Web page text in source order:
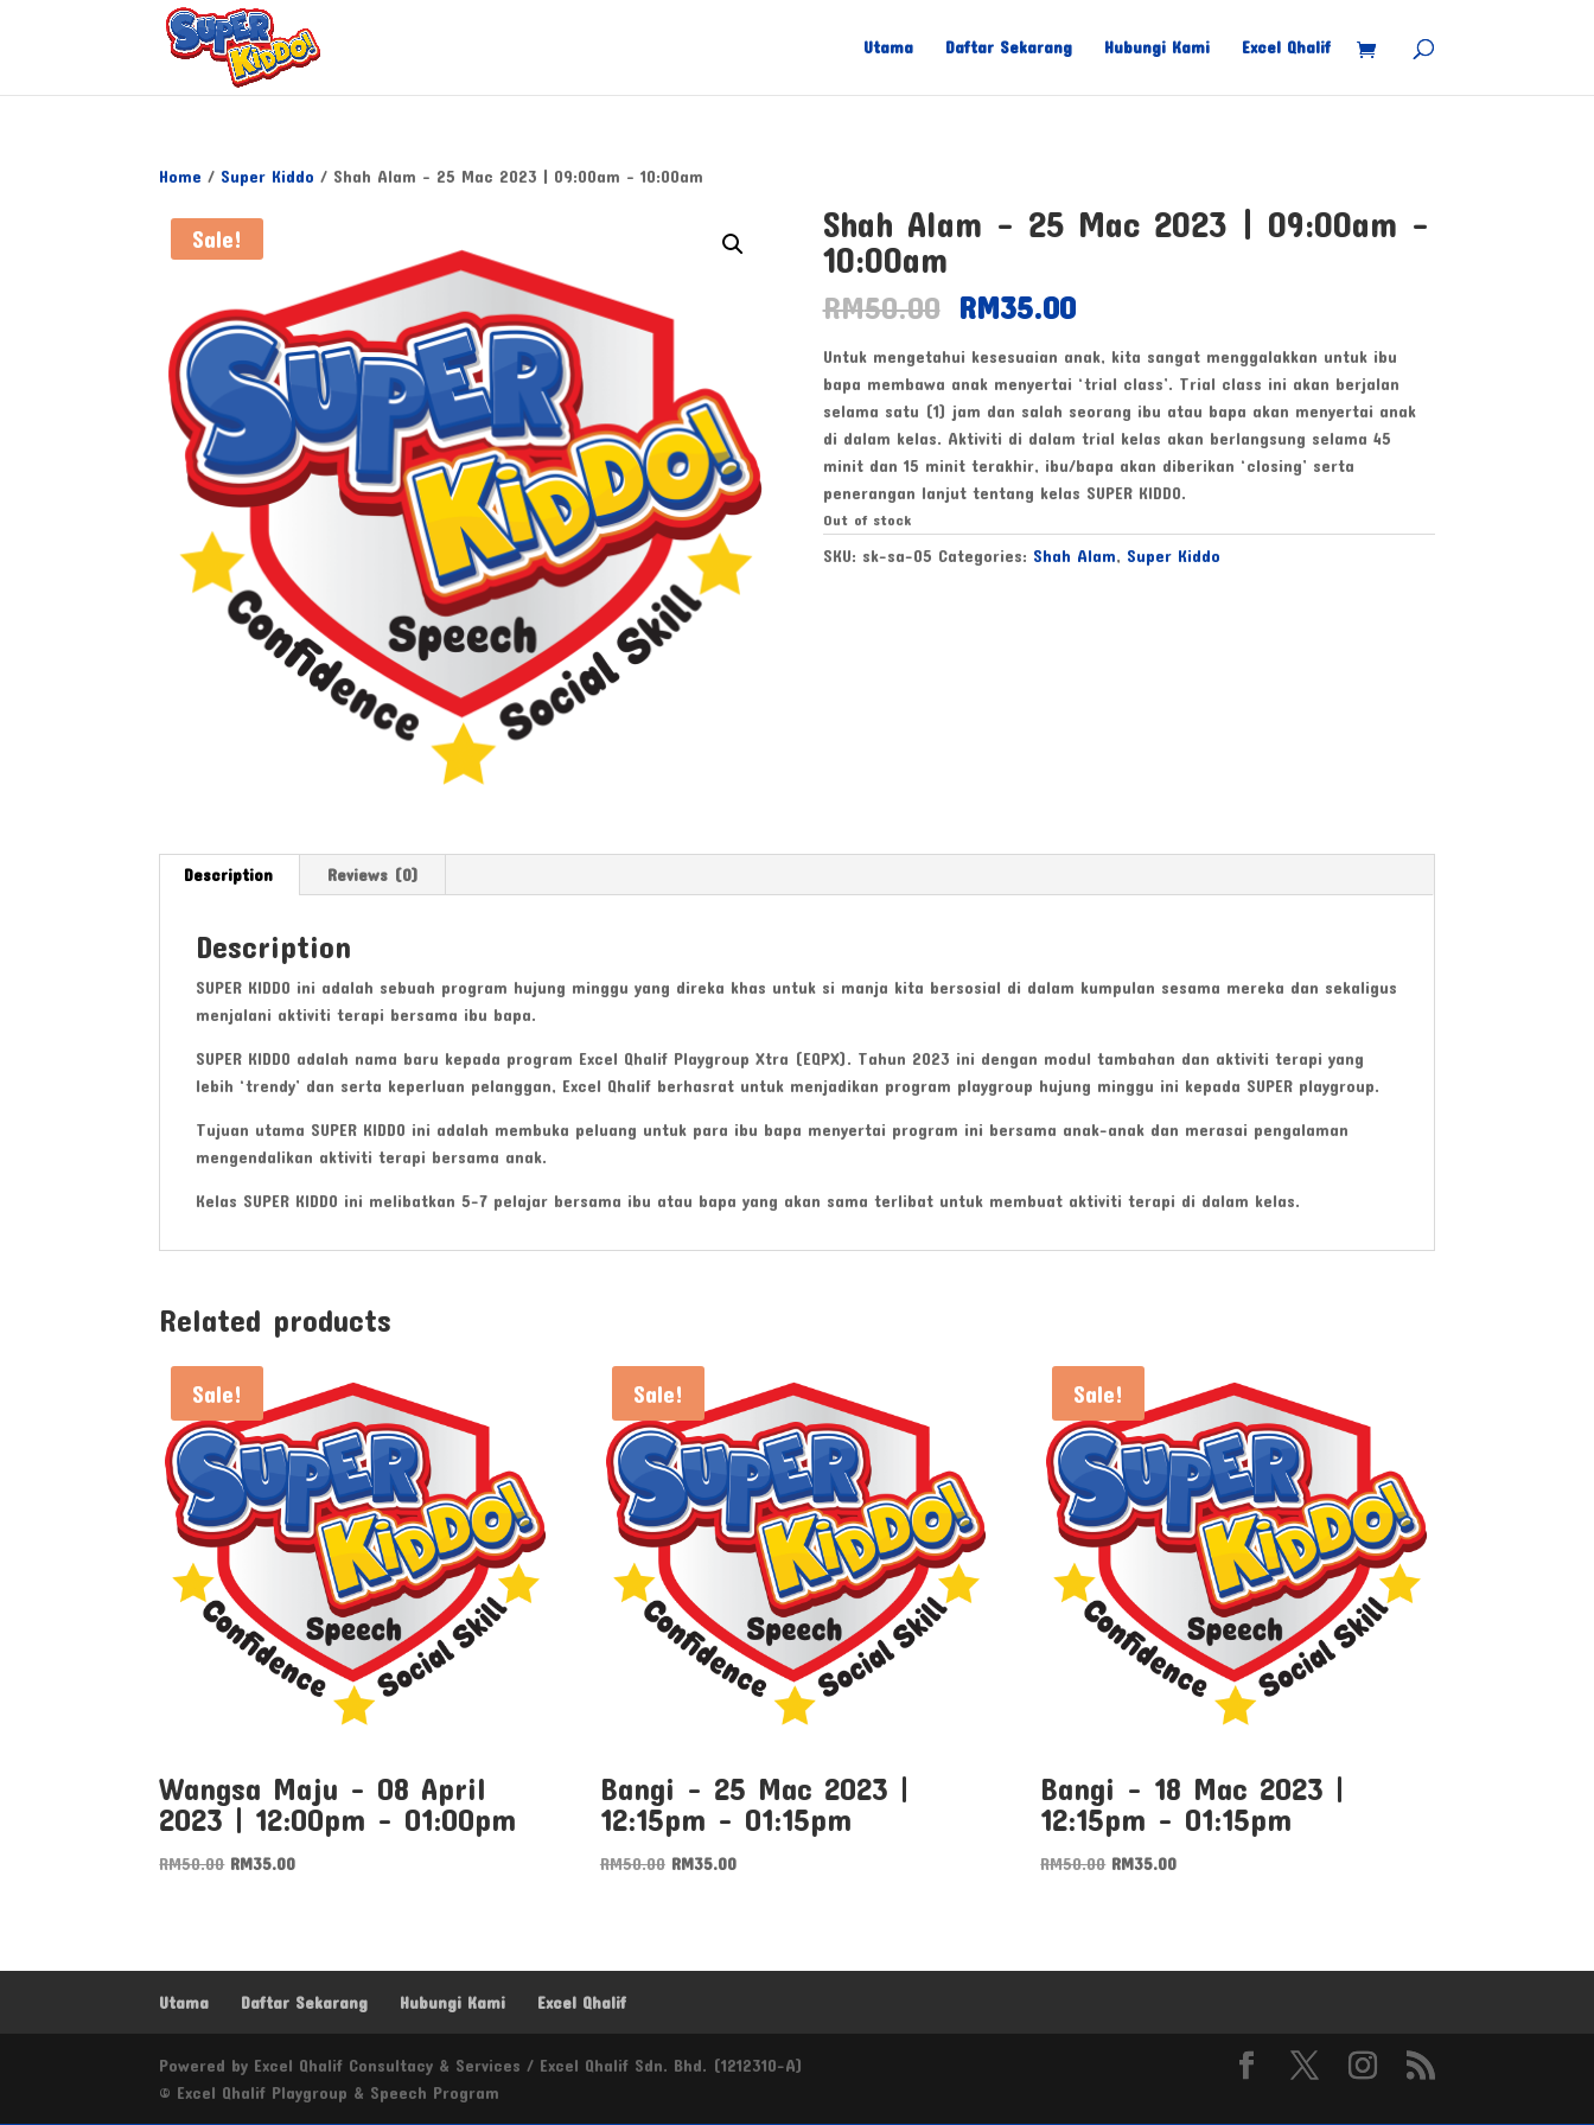
Utama Daftar Sekarang Hubungi Kami Excel Qhalif
Home / Super Kiddo / Shah Alam – 25 Mac 2023 | 09:00am – 10:00am
Sale!
Shah Alam – 25 Mac 2023 | 09:00am –
10:00am
RM50.00 Original
was:
RM50.00.
RM35.00Current
is:
RM35.00.
Untuk mengetahui kesesuaian anak, kita sangat menggalakkan untuk ibu
bapa membawa anak menyertai ‘trial class’. Trial class ini akan berjalan
selama satu (1) jam dan salah seorang ibu atau bapa akan menyertai anak
di dalam kelas. Aktiviti di dalam trial kelas akan berlangsung selama 45
minit dan 15 minit terakhir, ibu/bapa akan diberikan ‘closing’ serta
penerangan lanjut tentang kelas SUPER KIDDO.
Out of stock
SKU: sk-sa-05 Categories: Shah Alam, Super Kiddo
Description Reviews (0)
Description
SUPER KIDDO ini adalah sebuah program hujung minggu yang direka khas untuk si manja kita bersosial di dalam kumpulan sesama mereka dan sekaligus
menjalani aktiviti terapi bersama ibu bapa.
SUPER KIDDO adalah nama baru kepada program Excel Qhalif Playgroup Xtra (EQPX). Tahun 2023 ini dengan modul tambahan dan aktiviti terapi yang
lebih ‘trendy’ dan serta keperluan pelanggan, Excel Qhalif berhasrat untuk menjadikan program playgroup hujung minggu ini kepada SUPER playgroup.
Tujuan utama SUPER KIDDO ini adalah membuka peluang untuk para ibu bapa menyertai program ini bersama anak-anak dan merasai pengalaman
mengendalikan aktiviti terapi bersama anak.
Kelas SUPER KIDDO ini melibatkan 5-7 pelajar bersama ibu atau bapa yang akan sama terlibat untuk membuat aktiviti terapi di dalam kelas.
Related products
Sale!
Wangsa Maju – 08 April
2023 | 12:00pm – 01:00pm
RM50.00 Original
RM35.00Current
Sale!
Bangi – 25 Mac 2023 |
12:15pm – 01:15pm
RM50.00 Original
RM35.00Current
Sale!
Bangi – 18 Mac 2023 |
12:15pm – 01:15pm
RM50.00 Original
RM35.00Current
Utama Daftar Sekarang Hubungi Kami Excel Qhalif
Powered by Excel Qhalif Consultacy & Services / Excel Qhalif Sdn. Bhd. (1212310-A)
© Excel Qhalif Playgroup & Speech Program